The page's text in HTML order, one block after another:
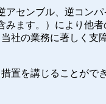
センブル、逆コン
ます。）により他
社の業務に著しく支
を講じることがで